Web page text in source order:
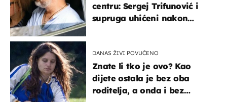
centru: Sergej Trifunović i
supruga uhićeni nakon
DANAS ŽIVI POVUČENO
Znate li tko je ovo? Kao
dijete ostala je bez oba
roditelja, a onda i bez